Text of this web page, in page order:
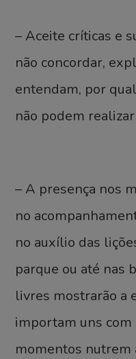
– Aceite críticas e
não concordar,
entendam, por
não podem
– A presença nos
no
no auxílio das
parque ou até nas
livres mostrarão a
importam uns com
momentos nutrem